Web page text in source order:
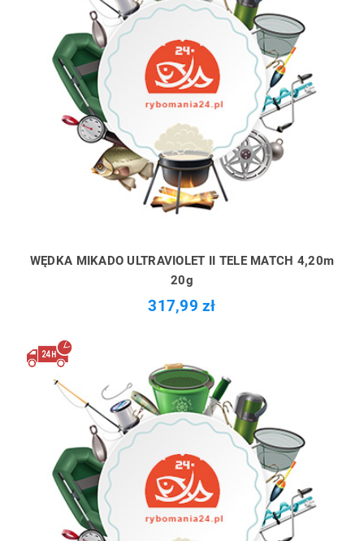
WĘDKA MIKADO ULTRAVIOLET II TELE MATCH 4,20m
20g
317,99 zł